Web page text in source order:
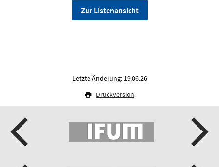
Zur Listenansicht
Letzte Änderung: 19.06.26
Druckversion